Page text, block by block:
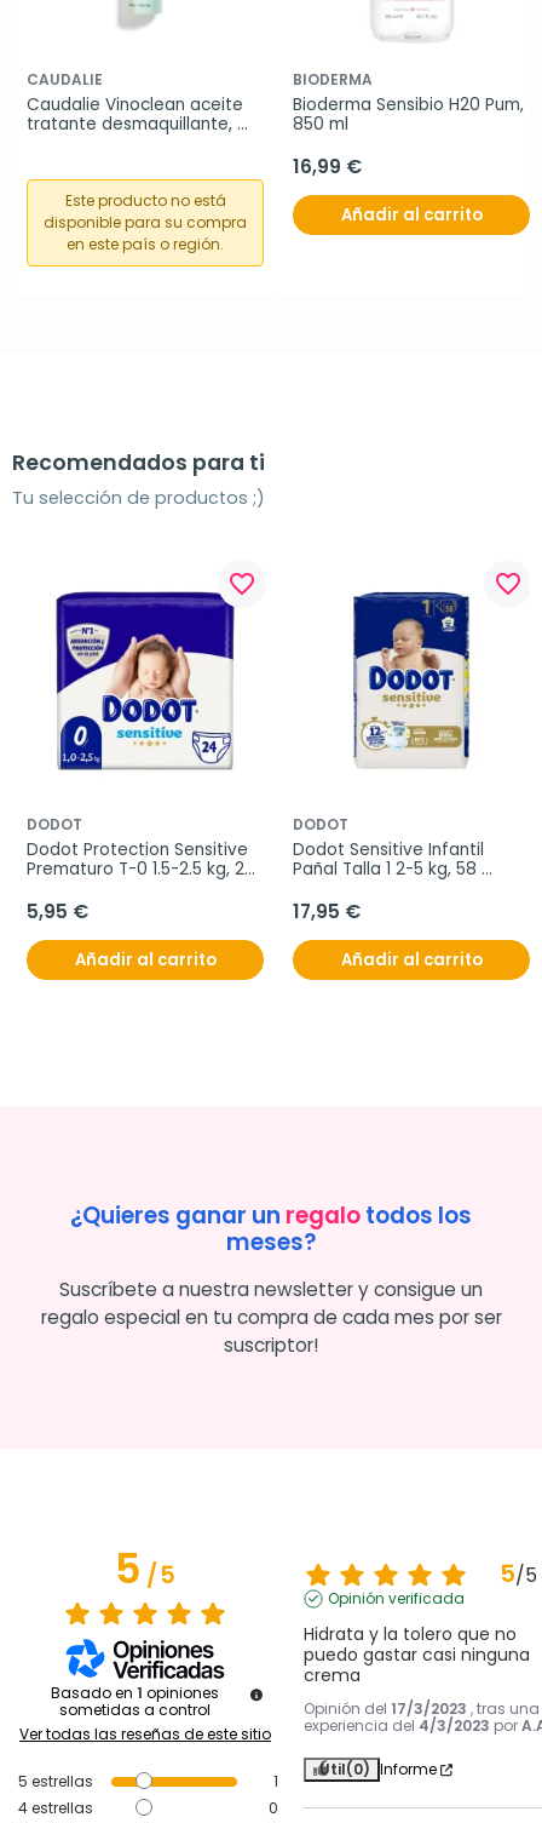
CAUDALIE
Caudalie Vinoclean aceite
tratante desmaquillante,
Este producto no está
disponible para su compra
en este país o región.
BIODERMA
Bioderma Sensibio H20 Pum,
850 ml
16,99 €
Añadir al carrito
Recomendados para ti
Tu selección de productos ;)
favorite_border
DODOT
Dodot Protection Sensitive
Prematuro T-0 1.5-2.5 kg, 24
5,95 €
Añadir al carrito
favorite_border
DODOT
Dodot Sensitive Infantil
Pañal Talla 1 2-5 kg, 58
17,95 €
Añadir al carrito
¿Quieres ganar un regalotodos los
meses?
Suscríbete a nuestra newsletter y consigue un
regalo especial en tu compra de cada mes por ser
suscriptor!
5/5
Basado en 1 opiniones
sometidas a control
Ver todas las reseñas de este sitio
5 estrellas
1
4estrellas
0
5/5
Opinión verificada
Hidrata y la tolero que no
puedo gastar casi ninguna
crema
Opinión del 17/3/2023 , tras una
experiencia del 4/3/2023 por
Útil(0) Informe